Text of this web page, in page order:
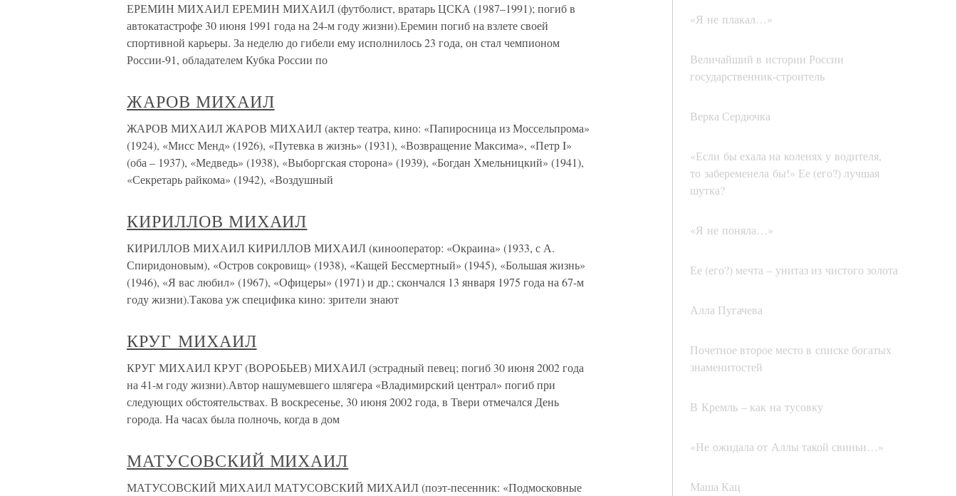
«Я не плакал…»
Величайший в истории России
государственник-строитель
Верка Сердючка
«Если бы ехала на коленях у водителя,
то забеременела бы!» Ее (его?) лучшая
шутка?
«Я не поняла…»
Ее (его?) мечта – унитаз из чистого золота
Алла Пугачева
Почетное второе место в списке богатых
знаменитостей
В Кремль – как на тусовку
«Не ожидала от Аллы такой свиньи…»
Маша Кац
ЕРЕМИН МИХАИЛ ЕРЕМИН МИХАИЛ (футболист, вратарь ЦСКА (1987–1991); погиб в
автокатастрофе 30 июня 1991 года на 24-м году жизни).Еремин погиб на взлете своей
спортивной карьеры. За неделю до гибели ему исполнилось 23 года, он стал чемпионом
России-91, обладателем Кубка России по
ЖАРОВ МИХАИЛ
ЖАРОВ МИХАИЛ ЖАРОВ МИХАИЛ (актер театра, кино: «Папиросница из Моссельпрома»
(1924), «Мисс Менд» (1926), «Путевка в жизнь» (1931), «Возвращение Максима», «Петр I»
(оба – 1937), «Медведь» (1938), «Выборгская сторона» (1939), «Богдан Хмельницкий» (1941),
«Секретарь райкома» (1942), «Воздушный
КИРИЛЛОВ МИХАИЛ
КИРИЛЛОВ МИХАИЛ КИРИЛЛОВ МИХАИЛ (кинооператор: «Окраина» (1933, с А.
Спиридоновым), «Остров сокровищ» (1938), «Кащей Бессмертный» (1945), «Большая жизнь»
(1946), «Я вас любил» (1967), «Офицеры» (1971) и др.; скончался 13 января 1975 года на 67-м
году жизни).Такова уж специфика кино: зрители знают
КРУГ МИХАИЛ
КРУГ МИХАИЛ КРУГ (ВОРОБЬЕВ) МИХАИЛ (эстрадный певец; погиб 30 июня 2002 года
на 41-м году жизни).Автор нашумевшего шлягера «Владимирский централ» погиб при
следующих обстоятельствах. В воскресенье, 30 июня 2002 года, в Твери отмечался День
города. На часах была полночь, когда в дом
МАТУСОВСКИЙ МИХАИЛ
МАТУСОВСКИЙ МИХАИЛ МАТУСОВСКИЙ МИХАИЛ (поэт-песенник: «Подмосковные